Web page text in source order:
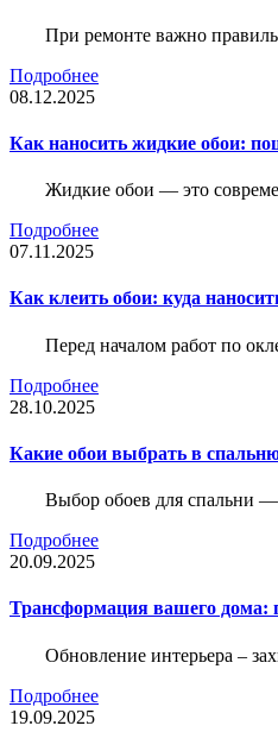
При ремонте важно
Подробнее
08.12.2025
Как наносить жидкие обои:
Жидкие обои — это
Подробнее
07.11.2025
Как клеить обои: куда
Перед началом работ по
Подробнее
28.10.2025
Какие обои выбрать в
Выбор обоев для спальни
Подробнее
20.09.2025
Трансформация вашего дома:
Обновление интерьера –
Подробнее
19.09.2025